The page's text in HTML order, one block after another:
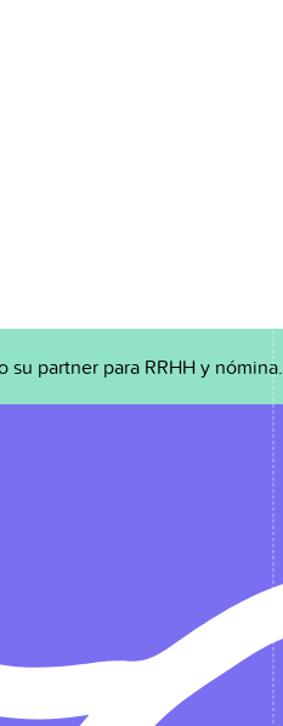
partner para RRHH y nómina.